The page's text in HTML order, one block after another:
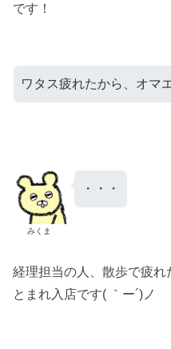
です！
ワタス疲れたから、オマ
みくま
・・・
経理担当の人、散歩で疲
とまれ入店です( ｀ー´)ノ